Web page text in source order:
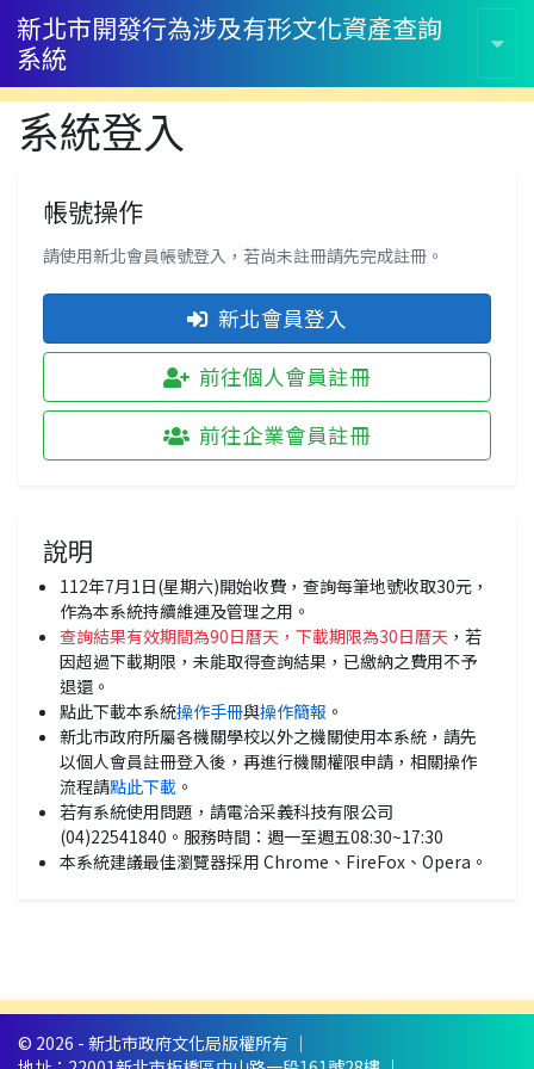
新北市開發行為涉及有形文化資產查詢
系統
系統登入
帳號操作
請使用新北會員帳號登入，若尚未註冊請先完成註冊。
新北會員登入
前往個人會員註冊
前往企業會員註冊
說明
112年7月1日(星期六)開始收費，查詢每筆地號收取30元，
作為本系統持續維運及管理之用。
查詢結果有效期間為90日曆天，下載期限為30日曆天 ，若
因超過下載期限，未能取得查詢結果，已繳納之費用不予
退還。
點此下載本系統操作手冊與操作簡報 。
新北市政府所屬各機關學校以外之機關使用本系統，請先
以個人會員註冊登入後，再進行機關權限申請，相關操作
流程請點此下載 。
若有系統使用問題，請電洽采義科技有限公司
(04)22541840。服務時間：週一至週五08:30~17:30
本系統建議最佳瀏覽器採用 Chrome、FireFox、Opera。
© 2026 - 新北市政府文化局版權所有 ｜